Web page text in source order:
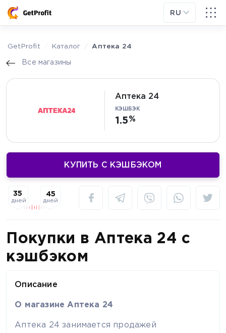
RU
GetProfit Каталог Аптека 24
Все магазины
Аптека 24
КЭШБЭК
1.5
КУПИТЬ С КЭШБЭКОМ
35
дней
45
дней
Покупки в Аптека 24 с
кэшбэком
Описание
О магазине Аптека 24
Аптека 24 занимается продажей